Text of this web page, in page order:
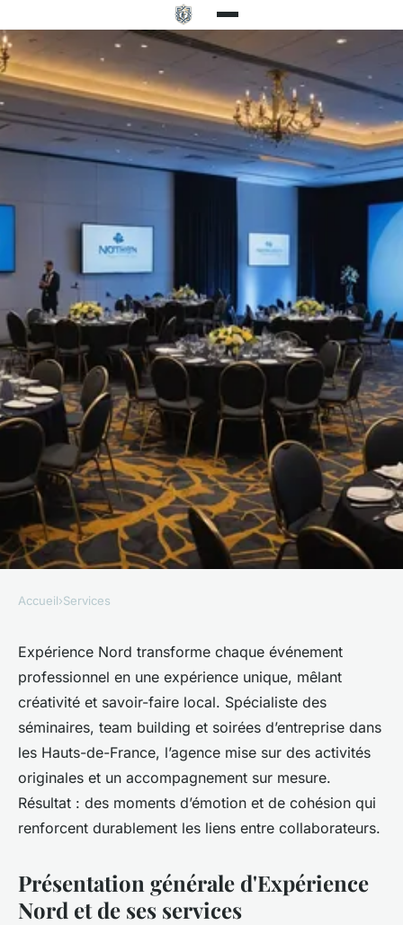
Expérience nord : l'agence qui
sublime vos événements
professionnels
Anaïs•13 août 2025•6 min de lecture
Accueil›Services
Expérience Nord transforme chaque événement
professionnel en une expérience unique, mêlant
créativité et savoir-faire local. Spécialiste des
séminaires, team building et soirées d’entreprise dans
les Hauts-de-France, l’agence mise sur des activités
originales et un accompagnement sur mesure.
Résultat : des moments d’émotion et de cohésion qui
renforcent durablement les liens entre collaborateurs.
Présentation générale d'Expérience
Nord et de ses services